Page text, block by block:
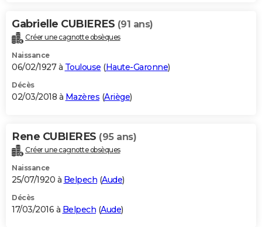
Gabrielle CUBIERES (91 ans)
Créer une cagnotte obsèques
Naissance
06/02/1927 à Toulouse (Haute-Garonne)
Décès
02/03/2018 à Mazères (Ariège)
Rene CUBIERES (95 ans)
Créer une cagnotte obsèques
Naissance
25/07/1920 à Belpech (Aude)
Décès
17/03/2016 à Belpech (Aude)